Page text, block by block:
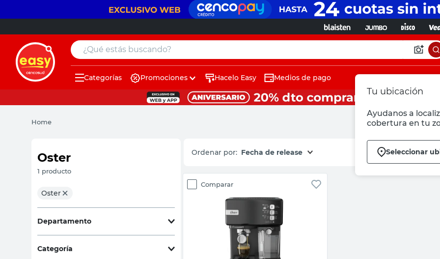
¿Qué estás buscando?
Tu ubicación
Ayudanos a
cobertura en tu
Seleccionar
Categorías Promociones Hacelo Easy Medios de pago
Home
Oster
1 producto
Oster
Departamento
Categoría
Fecha de release
Comparar
muebles
espejo